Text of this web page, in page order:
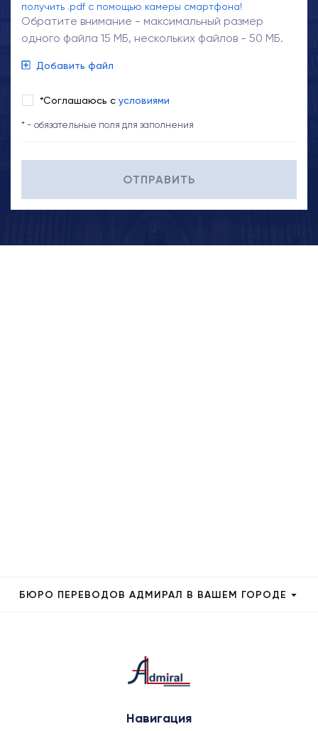
получить .pdf с помощью камеры смартфона!
Обратите внимание - максимальный размер
одного файла 15 МБ, нескольких файлов - 50 МБ.
Добавить файл
*Соглашаюсь с условиями
* - обязательные поля для заполнения
ОТПРАВИТЬ
БЮРО ПЕРЕВОДОВ АДМИРАЛ В ВАШЕМ ГОРОДЕ
Навигация